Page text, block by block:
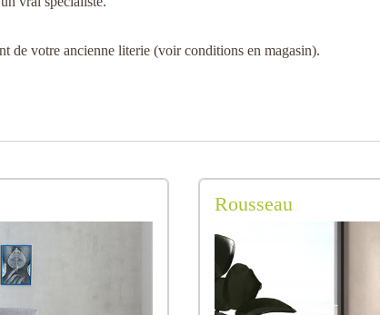
de votre ancienne literie (voir conditions en magasin).
Rousseau